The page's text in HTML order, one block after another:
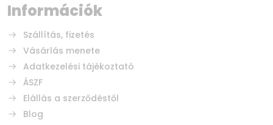
Információk
Szállítás, fizetés
Vásárlás menete
Adatkezelési tájékoztató
ÁSZF
Elállás a szerződéstől
Blog